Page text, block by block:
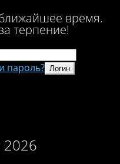
время.
терпение!
пароль?